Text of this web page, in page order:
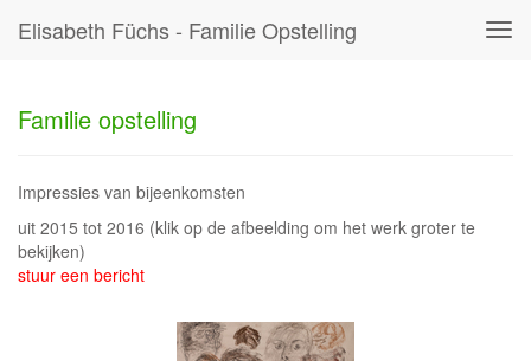
Elisabeth Füchs - Familie Opstelling
Familie opstelling
Impressies van bijeenkomsten
uit 2015 tot 2016 (klik op de afbeelding om het werk groter te
bekijken)
stuur een bericht